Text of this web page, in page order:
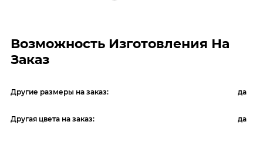
Возможность Изготовления На
Заказ
Другие размеры на заказ: да
Другая цвета на заказ: да